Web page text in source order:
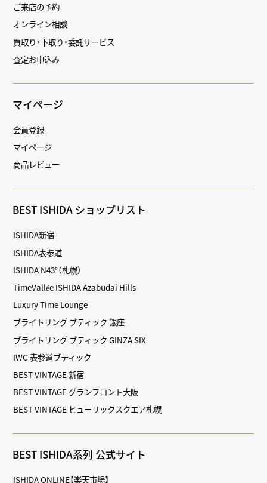
ご来店の予約
オンライン相談
買取り・下取り・委託サービス
査定お申込み
マイページ
会員登録
マイページ
商品レビュー
BEST ISHIDA ショップリスト
ISHIDA新宿
ISHIDA表参道
ISHIDA N43°（札幌）
TimeVallée ISHIDA Azabudai Hills
Luxury Time Lounge
ブライトリング ブティック 銀座
ブライトリング ブティック GINZA SIX
IWC 表参道ブティック
BEST VINTAGE 新宿
BEST VINTAGE グランフロント大阪
BEST VINTAGE ヒューリックスクエア札幌
BEST ISHIDA系列 公式サイト
ISHIDA ONLINE【楽天市場】